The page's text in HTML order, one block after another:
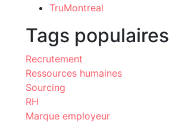
TruMontreal
Tags populaires
Recrutement
Ressources humaines
Sourcing
RH
Marque employeur